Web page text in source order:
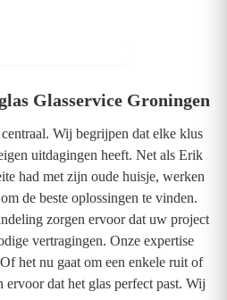
Glasservice Groningen
Wij begrijpen dat elke klus
uitdagingen heeft. Net als Erik
had met zijn oude huisje, werken
de beste oplossingen te vinden.
zorgen ervoor dat uw project
vertragingen. Onze expertise
het nu gaat om een enkele ruit of
dat het glas perfect past. Wij